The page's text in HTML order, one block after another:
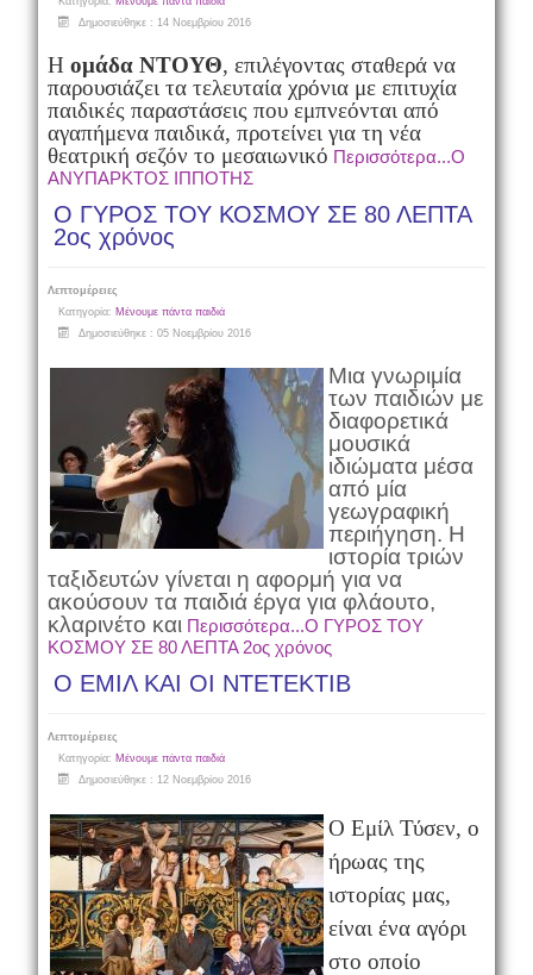
Δημοσιεύθηκε : 14 Νοεμβρίου 2016
Η ομάδα ΝΤΟΥΘ, επιλέγοντας σταθερά να
παρουσιάζει τα τελευταία χρόνια με επιτυχία
παιδικές παραστάσεις που εμπνεόνται από
αγαπήμενα παιδικά, προτείνει για τη νέα
θεατρική σεζόν το μεσαιωνικό Περισσότερα...Ο
ΑΝΥΠΑΡΚΤΟΣ ΙΠΠΟΤΗΣ
Ο ΓΥΡΟΣ ΤΟΥ ΚΟΣΜΟΥ ΣΕ 80 ΛΕΠΤΑ
2ος χρόνος
Λεπτομέρειες
Κατηγορία: Μένουμε πάντα παιδιά
Δημοσιεύθηκε : 05 Νοεμβρίου 2016
Mια γνωριμία
των παιδιών με
διαφορετικά
μουσικά
ιδιώματα μέσα
από μία
γεωγραφική
περιήγηση. Η
ιστορία τριών
ταξιδευτών γίνεται η αφορμή για να
ακούσουν τα παιδιά έργα για φλάουτο,
κλαρινέτο και Περισσότερα...Ο ΓΥΡΟΣ ΤΟΥ
ΚΟΣΜΟΥ ΣΕ 80 ΛΕΠΤΑ 2ος χρόνος
Ο ΕΜΙΛ ΚΑΙ ΟΙ ΝΤΕΤΕΚΤΙΒ
Λεπτομέρειες
Κατηγορία: Μένουμε πάντα παιδιά
Δημοσιεύθηκε : 12 Νοεμβρίου 2016
Ο Εμίλ Τύσεν, ο
ήρωας της
ιστορίας μας,
είναι ένα αγόρι
στο οποίο